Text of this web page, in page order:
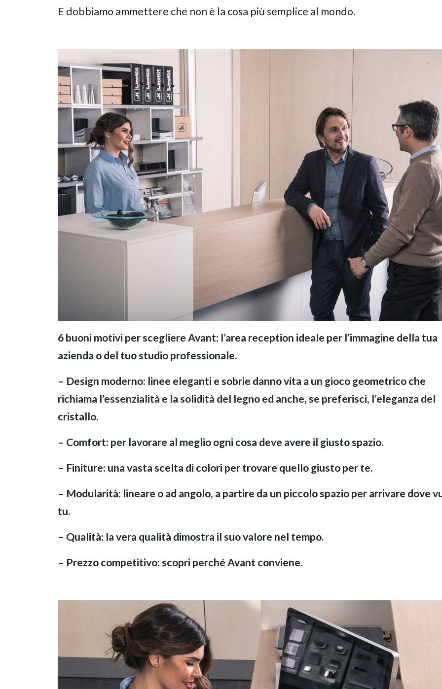
E dobbiamo ammettere che non è la cosa più semplice al mondo.
6 buoni motivi per scegliere Avant: l’area reception ideale per l’immagine della tua
azienda o del tuo studio professionale.
– Design moderno: linee eleganti e sobrie danno vita a un gioco geometrico che
richiama l’essenzialità e la solidità del legno ed anche, se preferisci, l’eleganza del
cristallo.
– Comfort: per lavorare al meglio ogni cosa deve avere il giusto spazio.
– Finiture: una vasta scelta di colori per trovare quello giusto per te.
– Modularità: lineare o ad angolo, a partire da un piccolo spazio per arrivare dove
tu.
– Qualità: la vera qualità dimostra il suo valore nel tempo.
– Prezzo competitivo: scopri perché Avant conviene.